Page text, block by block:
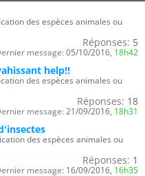
des espèces animales ou
Réponses: 5
message: 05/10/2016, 18h42
help!!
des espèces animales ou
Réponses: 18
message: 21/09/2016, 18h31
des espèces animales ou
Réponses: 1
message: 16/09/2016, 16h35